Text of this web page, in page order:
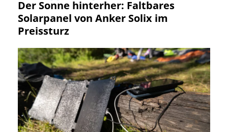
Der Sonne hinterher: Faltbares
Solarpanel von Anker Solix im
Preissturz